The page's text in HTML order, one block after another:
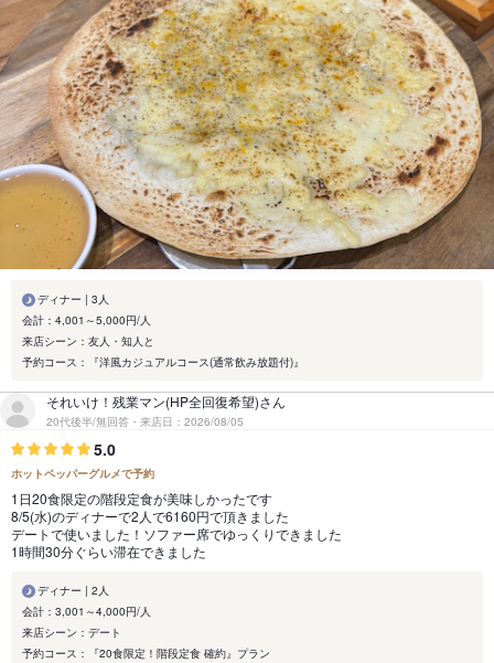
ディナー | 3人
会計：4,001～5,000円/人
来店シーン：友人・知人と
予約コース：『洋風カジュアルコース(通常飲み放題付)』
それいけ！残業マン(HP全回復希望)さん
20代後半/無回答・来店日：2026/08/05
5.0
ホットペッパーグルメで予約
1日20食限定の階段定食が美味しかったです
8/5(水)のディナーで2人で6160円で頂きました
デートで使いました！ソファー席でゆっくりできました
1時間30分ぐらい滞在できました
ディナー | 2人
会計：3,001～4,000円/人
来店シーン：デート
予約コース：『20食限定！階段定食 確約』プラン